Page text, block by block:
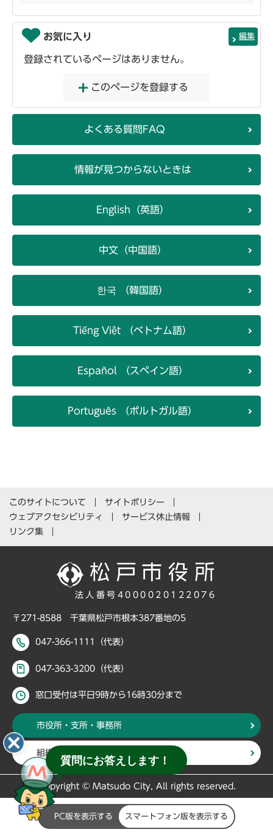
お気に入り 編集
登録されているページはありません。
このページを登録する
よくある質問FAQ
情報が見つからないときは
English（英語）
中文（中国語）
한국 （韓国語）
Tiếng Việt （ベトナム語）
Español （スペイン語）
Português （ポルトガル語）
このサイトについて
サイトポリシー
ウェブアクセシビリティ
サービス休止情報
リンク集
法人番号4000020122076
〒271-8588 千葉県松戸市根本387番地の5
047-366-1111（代表）
047-363-3200（代表）
窓口受付は平日9時から16時30分まで
市役所・支所・事務所
組織・部署から探す
Copyright © Matsudo City, All rights reserved.
PC版を表示する スマートフォン版を表示する
質問にお答えします！